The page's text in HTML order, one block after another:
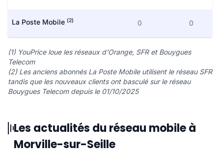
La Poste Mobile (2) 0 0
(1) YouPrice loue les réseaux d'Orange, SFR et Bouygues
Telecom
(2) Les anciens abonnés La Poste Mobile utilisent le réseau SFR
tandis que les nouveaux clients ont basculé sur le réseau
Bouygues Telecom depuis le 01/10/2025
Les actualités du réseau mobile à
Morville-sur-Seille